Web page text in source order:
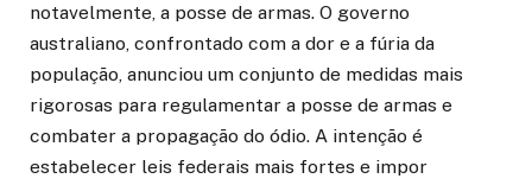
notavelmente, a posse de armas. O governo
australiano, confrontado com a dor e a fúria da
população, anunciou um conjunto de medidas mais
rigorosas para regulamentar a posse de armas e
combater a propagação do ódio. A intenção é
estabelecer leis federais mais fortes e impor